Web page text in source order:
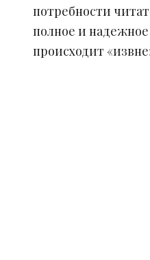
потребности
полное и надежное
происходит